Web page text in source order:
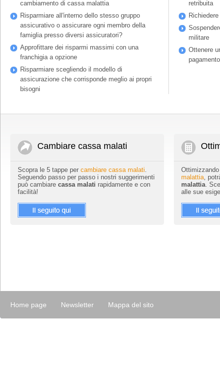
cambiamento di cassa malattia
Risparmiare all'interno dello stesso gruppo
assicurativo o assicurare ogni membro della
famiglia presso diversi assicuratori?
Approfittare dei risparmi massimi con una
franchigia a opzione
Risparmiare scegliendo il modello di
assicurazione che corrisponde meglio ai propri
bisogni
retribuita
militare
Ottenere
Cambiare cassa malati
Scopra le 5 tappe per cambiare cassa malati.
Seguendo passo per passo i nostri suggerimenti
può cambiare cassa malati rapidamente e con
facilità!
malattia,
malattia.
alle sue
Home page Newsletter Mappa del sito